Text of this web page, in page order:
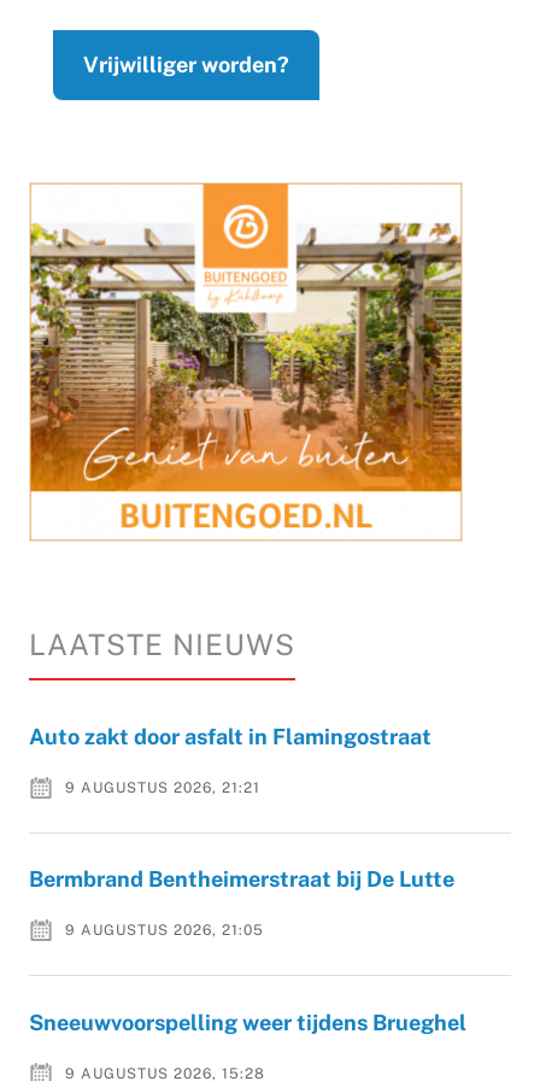
Vrijwilliger worden?
LAATSTE NIEUWS
Auto zakt door asfalt in Flamingostraat
9 AUGUSTUS 2026, 21:21
Bermbrand Bentheimerstraat bij De Lutte
9 AUGUSTUS 2026, 21:05
Sneeuwvoorspelling weer tijdens Brueghel
9 AUGUSTUS 2026, 15:28